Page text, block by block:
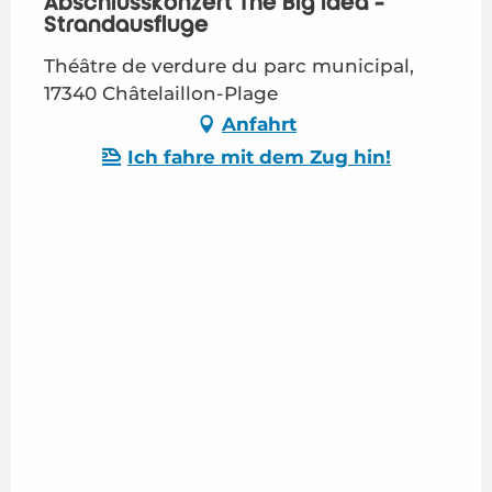
Strandausflüge
Théâtre de verdure du parc municipal,
17340 Châtelaillon-Plage
Anfahrt
Ich fahre mit dem Zug hin!